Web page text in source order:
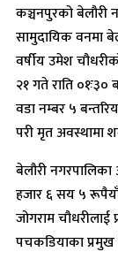
कञ्चनपुरको बेलौरी
सामुदायिक वनमा
वर्षीय उमेश
२१ गते राति
वडा नम्बर ५
परी मृत अवस्थामा
बेलौरी
हजार ६ सय ५
जोगराम
पचकडियाका प्रमुख